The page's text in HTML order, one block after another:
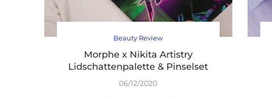
Beauty Review
Morphe x Nikita Artistry
Lidschattenpalette & Pinselset
06/12/2020